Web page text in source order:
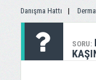
Danışma Hattı
SORU: